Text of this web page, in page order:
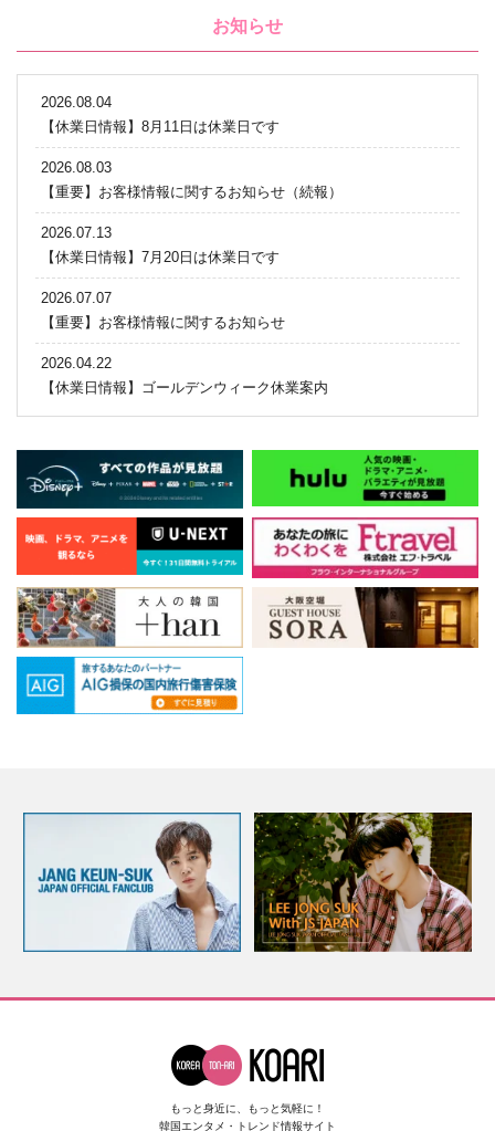
お知らせ
2026.08.04
【休業日情報】8月11日は休業日です
2026.08.03
【重要】お客様情報に関するお知らせ（続報）
2026.07.13
【休業日情報】7月20日は休業日です
2026.07.07
【重要】お客様情報に関するお知らせ
2026.04.22
【休業日情報】ゴールデンウィーク休業案内
もっと身近に、もっと気軽に！
韓国エンタメ・トレンド情報サイト